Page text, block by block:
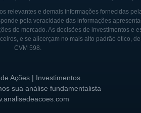
uma composição de acionistas
investidores estratégicos pode
ser aproveitados para o
como sócio da Nymox não é
outros executivos principais,
indivíduos trazem experiência
e demais informações fornecidas
pela veracidade das informações
de mercado. As decisões de investimentos e
e se alicerçam no mais alto padrão ético,
CVM 598.
Ações | Investimentos
sua análise fundamentalista